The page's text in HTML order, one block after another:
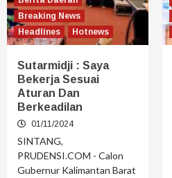
Breaking News
Headlines
Hotnews
Sutarmidji : Saya
Bekerja Sesuai
Aturan Dan
Berkeadilan
01/11/2024
SINTANG,
PRUDENSI.COM - Calon
Gubernur Kalimantan Barat